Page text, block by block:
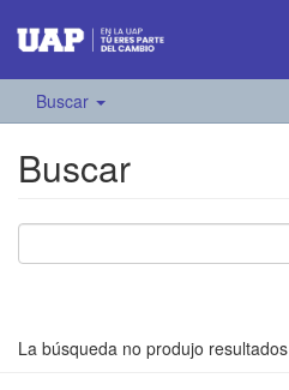
Buscar
Buscar
La búsqueda no produjo resultados